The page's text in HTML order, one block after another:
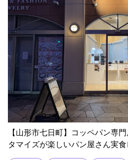
【山形市七日町】コッペパン専
タマイズが楽しいパン屋さん実